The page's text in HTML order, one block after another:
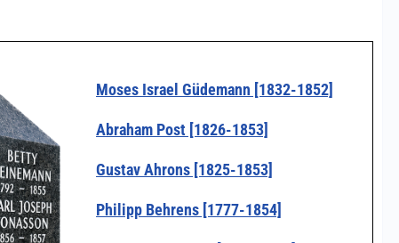
Moses Israel Güdemann [1832-1852]
Abraham Post [1826-1853]
Gustav Ahrons [1825-1853]
Philipp Behrens [1777-1854]